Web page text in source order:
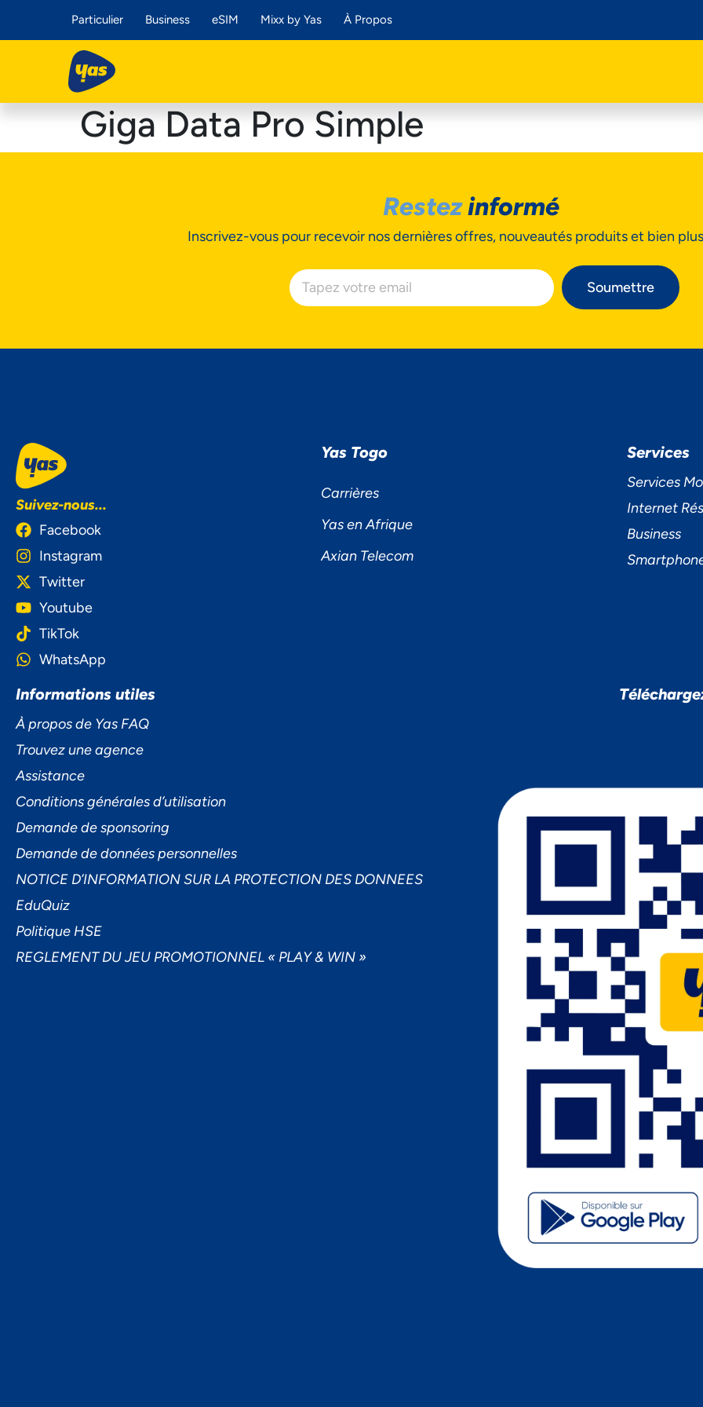
Particulier Business eSIM Mixx by Yas À Propos
Giga Data Pro Simple
Restezinformé
Inscrivez-vous pour recevoir nos dernières offres, nouveautés produits et bien
Soumettre
Suivez-nous...
Facebook
Instagram
Twitter
Youtube
TikTok
WhatsApp
Yas Togo
Carrières
Yas en Afrique
Axian Telecom
Services
Services
Internet
Business
Informations utiles
À propos de Yas FAQ
Trouvez une agence
Assistance
Conditions générales d’utilisation
Demande de sponsoring
Demande de données personnelles
NOTICE D’INFORMATION SUR LA PROTECTION DES DONNEES
EduQuiz
Politique HSE
REGLEMENT DU JEU PROMOTIONNEL « PLAY & WIN »
Accepter